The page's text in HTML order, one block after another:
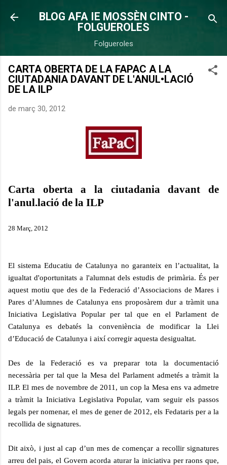
Salta al contingut principal
BLOG AFA IE MOSSÈN CINTO -
FOLGUEROLES
Folgueroles
CARTA OBERTA DE LA FAPAC A LA
CIUTADANIA DAVANT DE L'ANUL•LACIÓ
DE LA ILP
de març 30, 2012
Carta oberta a la ciutadania davant de
l'anul.lació de la ILP
28 Març, 2012
El sistema Educatiu de Catalunya no garanteix en l’actualitat, la
igualtat d'oportunitats a l'alumnat dels estudis de primària. És per
aquest motiu que des de la Federació d’Associacions de Mares i
Pares d’Alumnes de Catalunya ens proposàrem dur a tràmit una
Iniciativa Legislativa Popular per tal que en el Parlament de
Catalunya es debatés la conveniència de modificar la Llei
d’Educació de Catalunya i així corregir aquesta desigualtat.
Des de la Federació es va preparar tota la documentació
necessària per tal que la Mesa del Parlament admetés a tràmit la
ILP. El mes de novembre de 2011, un cop la Mesa ens va admetre
a tràmit la Iniciativa Legislativa Popular, vam seguir els passos
legals per nomenar, el mes de gener de 2012, els Fedataris per a la
recollida de signatures.
Dit això, i just al cap d’un mes de començar a recollir signatures
arreu del pais, el Govern acorda aturar la iniciativa per raons que,